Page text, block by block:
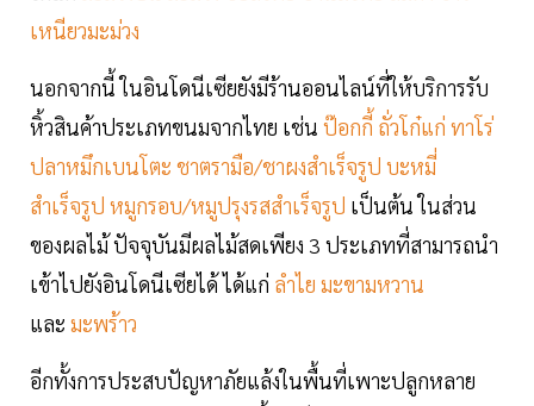
เหนียวมะม่วง
นอกจากนี้ ในอินโดนีเซียยังมีร้านออนไลน์ที่ให้บริการรับ
หิ้วสินค้าประเภทขนมจากไทย เช่น ป๊อกกี้ ถั่วโก๋แก่ ทาโร่
ปลาหมึกเบนโตะ ชาตรามือ/ชาผงสำเร็จรูป บะหมี่
สำเร็จรูป หมูกรอบ/หมูปรุงรสสำเร็จรูป เป็นต้น ในส่วน
ของผลไม้ ปัจจุบันมีผลไม้สดเพียง 3 ประเภทที่สามารถนำ
เข้าไปยังอินโดนีเซียได้ ได้แก่ ลำไย มะขามหวาน
และ มะพร้าว
อีกทั้งการประสบปัญหาภัยแล้งในพื้นที่เพาะปลูกหลาย